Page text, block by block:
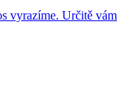
vyrazíme. Určitě vám